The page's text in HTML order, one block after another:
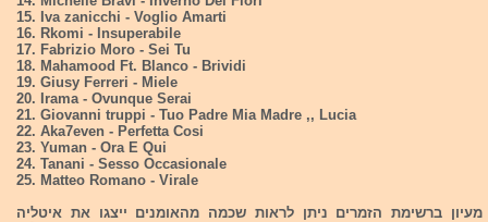
15. Iva zanicchi - Voglio Amarti
16. Rkomi - Insuperabile
17. Fabrizio Moro - Sei Tu
18. Mahamood Ft. Blanco - Brividi
19. Giusy Ferreri - Miele
20. Irama - Ovunque Serai
21. Giovanni truppi - Tuo Padre Mia Madre ,, Lucia
22. Aka7even - Perfetta Cosi
23. Yuman - Ora E Qui
24. Tanani - Sesso Occasionale
25. Matteo Romano - Virale
מעיון ברשימת הזמרים ניתן לראות שכמה מהאומנים ייצגו את איטליה